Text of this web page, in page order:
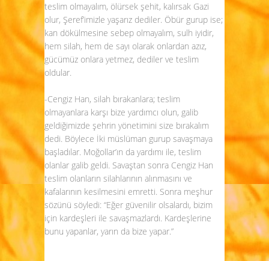
teslim olmayalım, ölürsek şehit, kalırsak Gazi
olur, Şeref’imizle yaşarız dediler. Öbür gurup ise;
kan dökülmesine sebep olmayalım, sulh iyidir,
hem silah, hem de sayı olarak onlardan azız,
gücümüz onlara yetmez, dediler ve teslim
oldular.
-Cengiz Han, silah bırakanlara; teslim
olmayanlara karşı bize yardımcı olun, galib
geldiğimizde şehrin yönetimini size bırakalım
dedi. Böylece İki müslüman gurup savaşmaya
başladılar. Moğollar’ın da yardımı ile, teslim
olanlar galib geldi. Savaştan sonra Cengiz Han
teslim olanların silahlarının alınmasını ve
kafalarının kesilmesini emretti. Sonra meşhur
sözünü söyledi: “Eğer güvenilir olsalardı, bizim
için kardeşleri ile savaşmazlardı. Kardeşlerine
bunu yapanlar, yarın da bize yapar.”